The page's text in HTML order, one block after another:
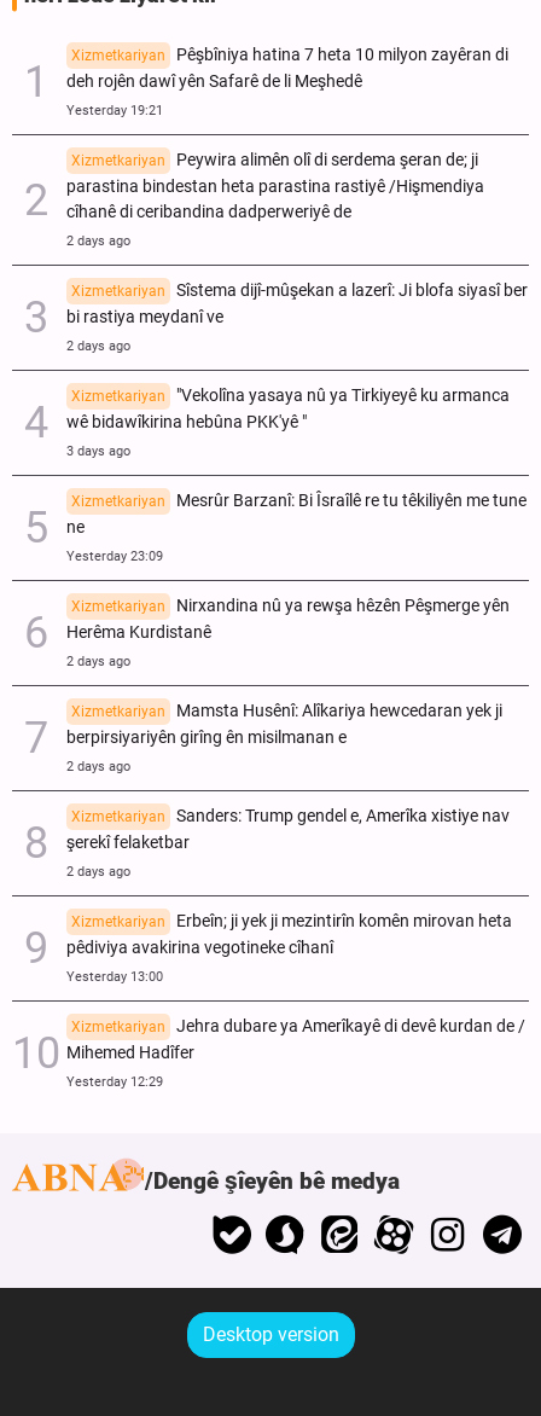
Xizmetkariyan
Pêşbîniya hatina 7 heta 10 milyon zayêran di
deh rojên dawî yên Safarê de li Meşhedê
Yesterday 19:21
Xizmetkariyan
Peywira alimên olî di serdema şeran de; ji
parastina bindestan heta parastina rastiyê /Hişmendiya
cîhanê di ceribandina dadperweriyê de
2 days ago
Xizmetkariyan
Sîstema dijî-mûşekan a lazerî: Ji blofa siyasî ber
bi rastiya meydanî ve
2 days ago
Xizmetkariyan
"Vekolîna yasaya nû ya Tirkiyeyê ku armanca
wê bidawîkirina hebûna PKK'yê "
3 days ago
Xizmetkariyan
Mesrûr Barzanî: Bi Îsraîlê re tu têkiliyên me tune
ne
Yesterday 23:09
Xizmetkariyan
Nirxandina nû ya rewşa hêzên Pêşmerge yên
Herêma Kurdistanê
2 days ago
Xizmetkariyan
Mamsta Husênî: Alîkariya hewcedaran yek ji
berpirsiyariyên girîng ên misilmanan e
2 days ago
Xizmetkariyan
Sanders: Trump gendel e, Amerîka xistiye nav
şerekî felaketbar
2 days ago
Xizmetkariyan
Erbeîn; ji yek ji mezintirîn komên mirovan heta
pêdiviya avakirina vegotineke cîhanî
Yesterday 13:00
Xizmetkariyan
Jehra dubare ya Amerîkayê di devê kurdan de /
Mihemed Hadîfer
Yesterday 12:29
Dengê şîeyên bê medya
Desktop version